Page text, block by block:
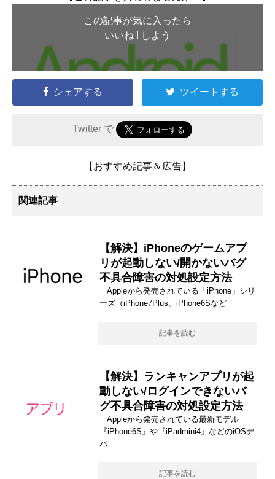
この記事が気に入ったら
いいね ! しよう
シェアする ツイートする
Twitter で
【おすすめ記事＆広告】
関連記事
【解決】iPhoneのゲームアプ
リが起動しない/開かないバグ
不具合障害の対処設定方法
Appleから発売されている「iPhone」シリ
ーズ（iPhone7Plus、iPhone6Sなど
記事を読む
【解決】ランキャンアプリが起
動しない/ログインできないバ
グ不具合障害の対処設定方法
Appleから発売されている最新モデル
『iPhone6S』や『iPadmini4』などのiOSデ
バ
記事を読む